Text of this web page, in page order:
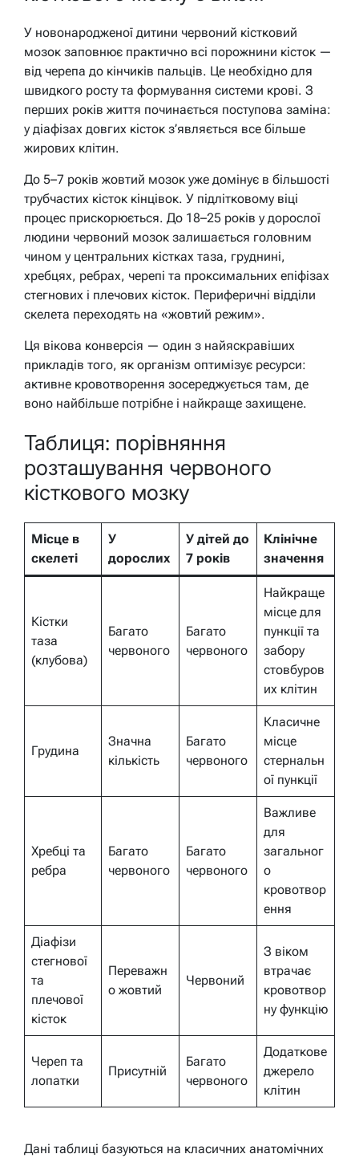
У новонародженої дитини червоний кістковий
мозок заповнює практично всі порожнини кісток —
від черепа до кінчиків пальців. Це необхідно для
швидкого росту та формування системи крові. З
перших років життя починається поступова заміна:
у діафізах довгих кісток з’являється все більше
жирових клітин.
До 5–7 років жовтий мозок уже домінує в більшості
трубчастих кісток кінцівок. У підлітковому віці
процес прискорюється. До 18–25 років у дорослої
людини червоний мозок залишається головним
чином у центральних кістках таза, груднині,
хребцях, ребрах, черепі та проксимальних епіфізах
стегнових і плечових кісток. Периферичні відділи
скелета переходять на «жовтий режим».
Ця вікова конверсія — один з найяскравіших
прикладів того, як організм оптимізує ресурси:
активне кровотворення зосереджується там, де
воно найбільше потрібне і найкраще захищене.
Таблиця: порівняння
розташування червоного
кісткового мозку
Місце в
скелеті
У
дорослих
У дітей до
7 років
Клінічне
значення
Кістки
таза
(клубова)
Багато
червоного
Багато
червоного
Найкраще
місце для
пункції та
забору
стовбуров
их клітин
Грудина
Значна
кількість
Багато
червоного
Класичне
місце
стернальн
ої пункції
Хребці та
ребра
Багато
червоного
Багато
червоного
Важливе
для
загальног
о
кровотвор
ення
Діафізи
стегнової
та
плечової
кісток
Переважн
о жовтий
Червоний
З віком
втрачає
кровотвор
ну функцію
Череп та
лопатки
Присутній
Багато
червоного
Додаткове
джерело
клітин
Дані таблиці базуються на класичних анатомічних